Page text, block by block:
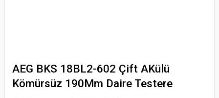
AEG BKS 18BL2-602 Çift AKülü
Kömürsüz 190Mm Daire Testere